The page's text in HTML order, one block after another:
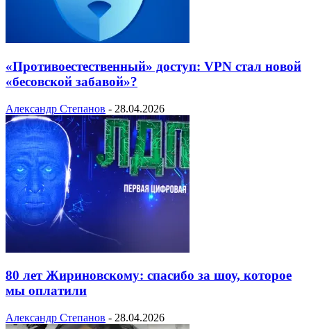
«Противоестественный» доступ: VPN стал новой
«бесовской забавой»?
Александр Степанов - 28.04.2026
80 лет Жириновскому: спасибо за шоу, которое
мы оплатили
Александр Степанов - 28.04.2026